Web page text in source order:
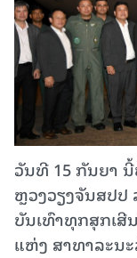
ວັນທີ 15 ກັນຍາ
ຫຼວງວຽງຈັນສປປ
ບັນເທົາທຸກສຸກເສີ
ແຫ່ງ ສາທາລະນ